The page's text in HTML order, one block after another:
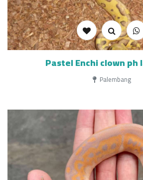
Pastel Enchi clown ph
Palembang